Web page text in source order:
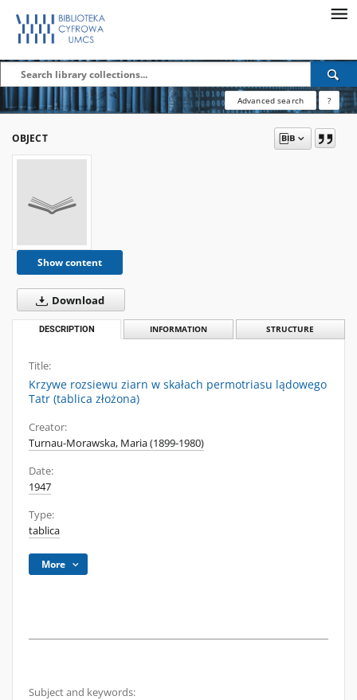
Advanced search ?
OBJECT
Show content
Download
DESCRIPTION INFORMATION STRUCTURE
Title:
Krzywe rozsiewu ziarn w skałach permotriasu lądowego
Tatr (tablica złożona)
Creator:
Turnau-Morawska, Maria (1899-1980)
Date:
1947
Type:
tablica
More
Subject and keywords: